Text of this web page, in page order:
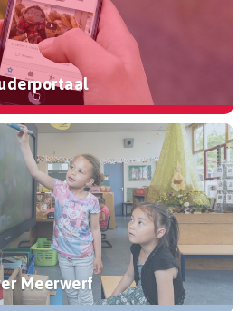
Meerwerf